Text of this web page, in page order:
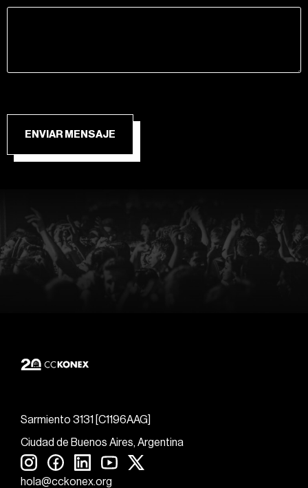
ENVIAR MENSAJE
Sarmiento 3131 [C1196AAG]
Ciudad de Buenos Aires, Argentina
hola@cckonex.org